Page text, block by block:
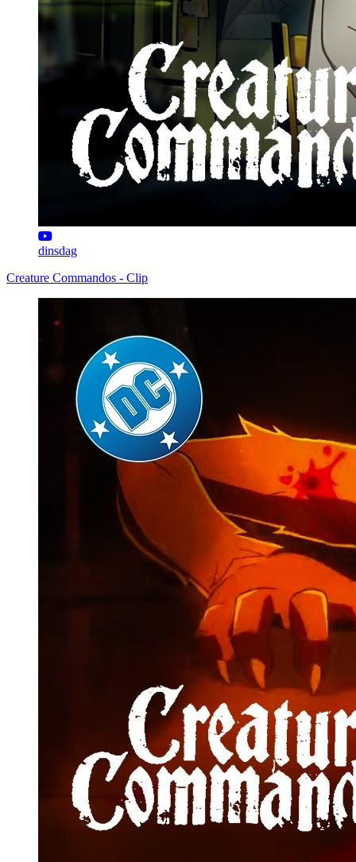
dinsdag
Creature Commandos - Clip